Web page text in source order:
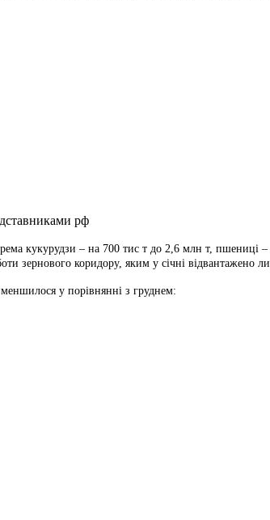
кукурудзи – на 700 тис т до 2,6 млн т, пшениці
зернового коридору, яким у січні відвантажено
у порівнянні з груднем: